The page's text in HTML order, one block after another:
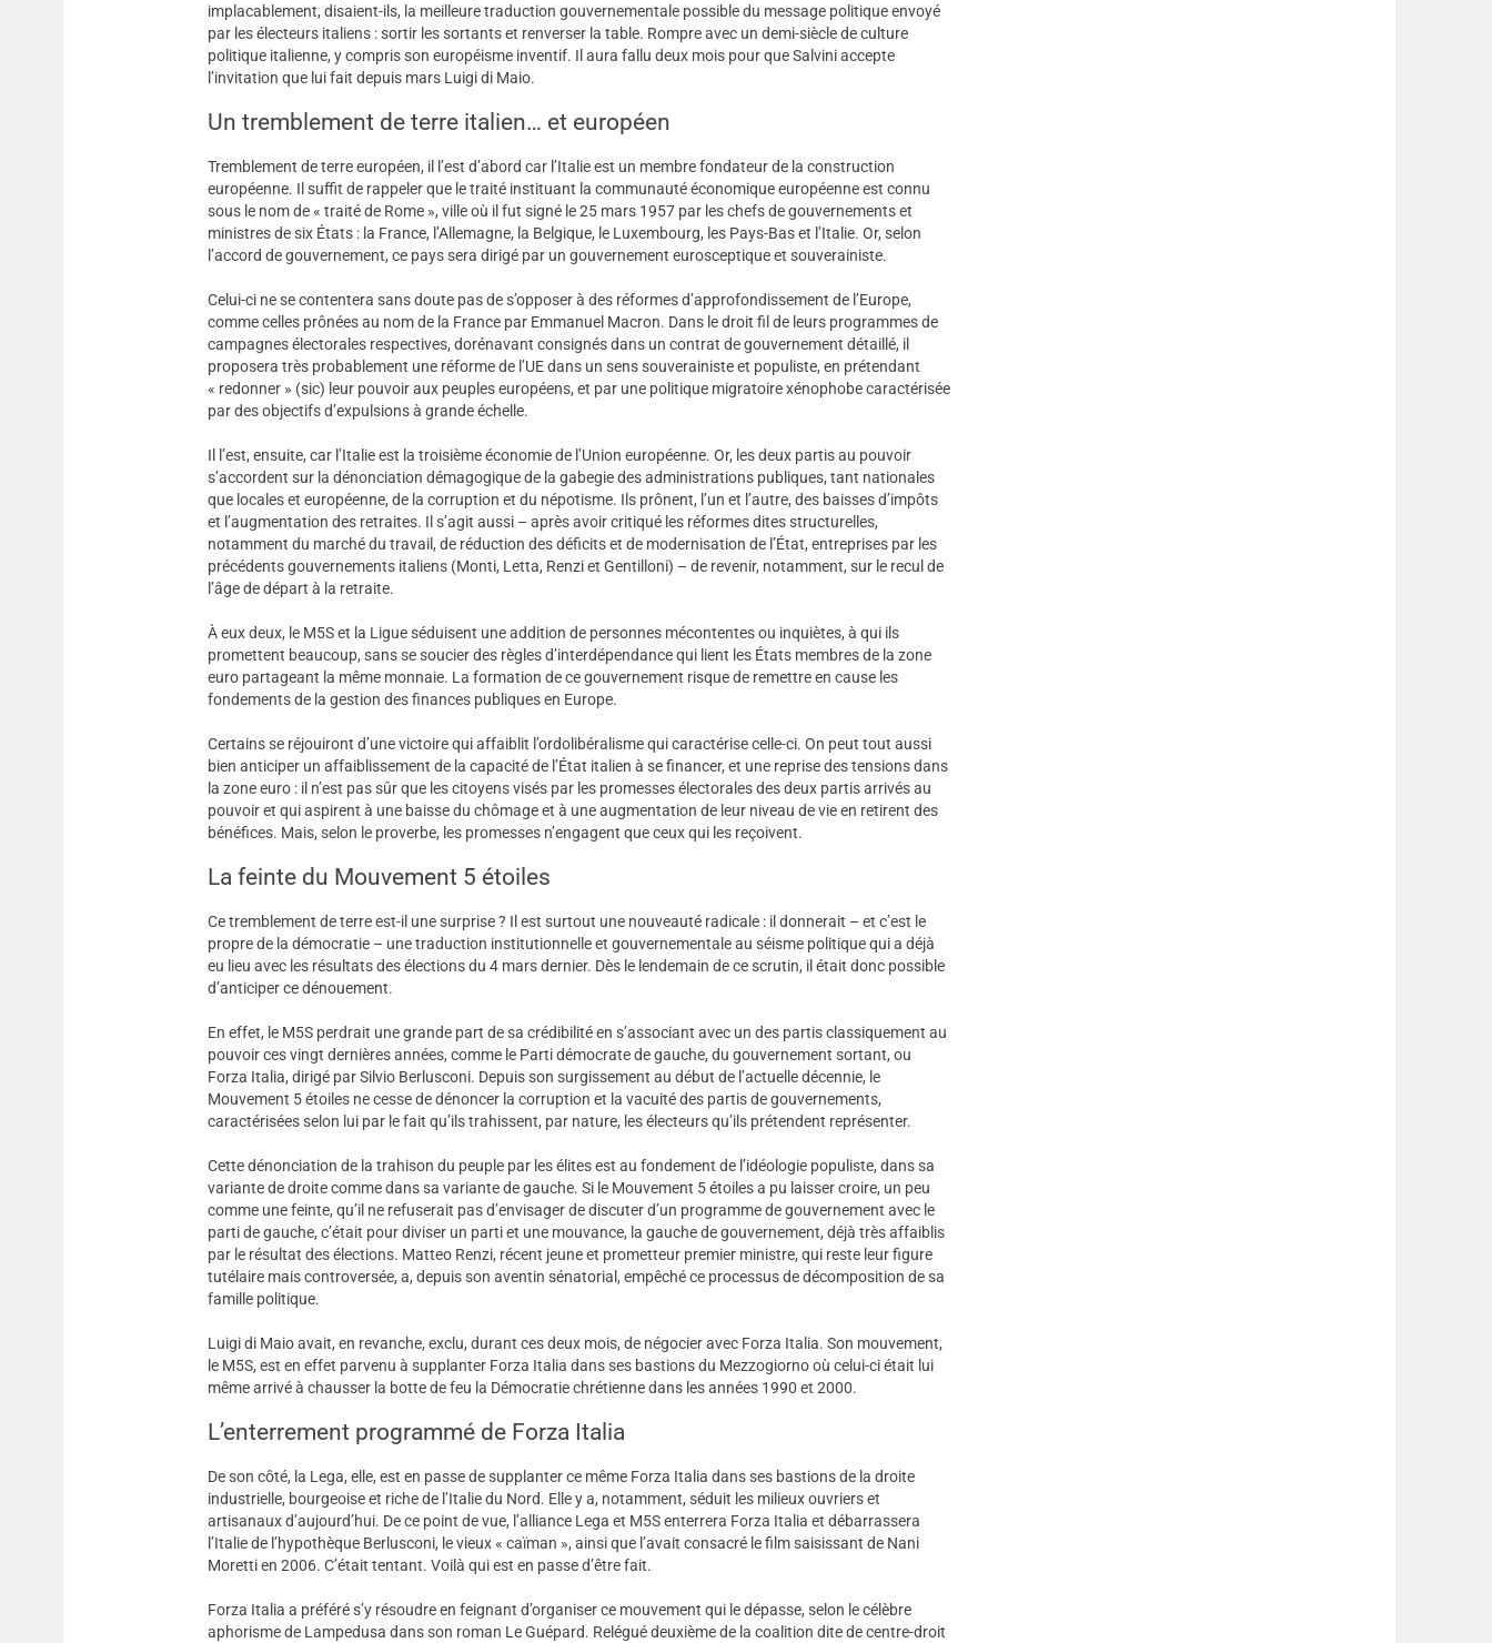
implacablement, disaient-ils, la meilleure traduction gouvernementale possible du message politique envoyé
par les électeurs italiens : sortir les sortants et renverser la table. Rompre avec un demi-siècle de culture
politique italienne, y compris son européisme inventif. Il aura fallu deux mois pour que Salvini accepte
l’invitation que lui fait depuis mars Luigi di Maio.
Un tremblement de terre italien… et européen
Tremblement de terre européen, il l’est d’abord car l’Italie est un membre fondateur de la construction
européenne. Il suffit de rappeler que le traité instituant la communauté économique européenne est connu
sous le nom de « traité de Rome », ville où il fut signé le 25 mars 1957 par les chefs de gouvernements et
ministres de six États : la France, l’Allemagne, la Belgique, le Luxembourg, les Pays-Bas et l’Italie. Or, selon
l’accord de gouvernement, ce pays sera dirigé par un gouvernement eurosceptique et souverainiste.
Celui-ci ne se contentera sans doute pas de s’opposer à des réformes d’approfondissement de l’Europe,
comme celles prônées au nom de la France par Emmanuel Macron. Dans le droit fil de leurs programmes de
campagnes électorales respectives, dorénavant consignés dans un contrat de gouvernement détaillé, il
proposera très probablement une réforme de l’UE dans un sens souverainiste et populiste, en prétendant
« redonner » (sic) leur pouvoir aux peuples européens, et par une politique migratoire xénophobe caractérisée
par des objectifs d’expulsions à grande échelle.
Il l’est, ensuite, car l’Italie est la troisième économie de l’Union européenne. Or, les deux partis au pouvoir
s’accordent sur la dénonciation démagogique de la gabegie des administrations publiques, tant nationales
que locales et européenne, de la corruption et du népotisme. Ils prônent, l’un et l’autre, des baisses d’impôts
et l’augmentation des retraites. Il s’agit aussi – après avoir critiqué les réformes dites structurelles,
notamment du marché du travail, de réduction des déficits et de modernisation de l’État, entreprises par les
précédents gouvernements italiens (Monti, Letta, Renzi et Gentilloni) – de revenir, notamment, sur le recul de
l’âge de départ à la retraite.
À eux deux, le M5S et la Ligue séduisent une addition de personnes mécontentes ou inquiètes, à qui ils
promettent beaucoup, sans se soucier des règles d’interdépendance qui lient les États membres de la zone
euro partageant la même monnaie. La formation de ce gouvernement risque de remettre en cause les
fondements de la gestion des finances publiques en Europe.
Certains se réjouiront d’une victoire qui affaiblit l’ordolibéralisme qui caractérise celle-ci. On peut tout aussi
bien anticiper un affaiblissement de la capacité de l’État italien à se financer, et une reprise des tensions dans
la zone euro : il n’est pas sûr que les citoyens visés par les promesses électorales des deux partis arrivés au
pouvoir et qui aspirent à une baisse du chômage et à une augmentation de leur niveau de vie en retirent des
bénéfices. Mais, selon le proverbe, les promesses n’engagent que ceux qui les reçoivent.
La feinte du Mouvement 5 étoiles
Ce tremblement de terre est-il une surprise ? Il est surtout une nouveauté radicale : il donnerait – et c’est le
propre de la démocratie – une traduction institutionnelle et gouvernementale au séisme politique qui a déjà
eu lieu avec les résultats des élections du 4 mars dernier. Dès le lendemain de ce scrutin, il était donc possible
d’anticiper ce dénouement.
En effet, le M5S perdrait une grande part de sa crédibilité en s’associant avec un des partis classiquement au
pouvoir ces vingt dernières années, comme le Parti démocrate de gauche, du gouvernement sortant, ou
Forza Italia, dirigé par Silvio Berlusconi. Depuis son surgissement au début de l’actuelle décennie, le
Mouvement 5 étoiles ne cesse de dénoncer la corruption et la vacuité des partis de gouvernements,
caractérisées selon lui par le fait qu’ils trahissent, par nature, les électeurs qu’ils prétendent représenter.
Cette dénonciation de la trahison du peuple par les élites est au fondement de l’idéologie populiste, dans sa
variante de droite comme dans sa variante de gauche. Si le Mouvement 5 étoiles a pu laisser croire, un peu
comme une feinte, qu’il ne refuserait pas d’envisager de discuter d’un programme de gouvernement avec le
parti de gauche, c’était pour diviser un parti et une mouvance, la gauche de gouvernement, déjà très affaiblis
par le résultat des élections. Matteo Renzi, récent jeune et prometteur premier ministre, qui reste leur figure
tutélaire mais controversée, a, depuis son aventin sénatorial, empêché ce processus de décomposition de sa
famille politique.
Luigi di Maio avait, en revanche, exclu, durant ces deux mois, de négocier avec Forza Italia. Son mouvement,
le M5S, est en effet parvenu à supplanter Forza Italia dans ses bastions du Mezzogiorno où celui-ci était lui
même arrivé à chausser la botte de feu la Démocratie chrétienne dans les années 1990 et 2000.
L’enterrement programmé de Forza Italia
De son côté, la Lega, elle, est en passe de supplanter ce même Forza Italia dans ses bastions de la droite
industrielle, bourgeoise et riche de l’Italie du Nord. Elle y a, notamment, séduit les milieux ouvriers et
artisanaux d’aujourd’hui. De ce point de vue, l’alliance Lega et M5S enterrera Forza Italia et débarrassera
l’Italie de l’hypothèque Berlusconi, le vieux « caïman », ainsi que l’avait consacré le film saisissant de Nani
Moretti en 2006. C’était tentant. Voilà qui est en passe d’être fait.
Forza Italia a préféré s’y résoudre en feignant d’organiser ce mouvement qui le dépasse, selon le célèbre
aphorisme de Lampedusa dans son roman Le Guépard. Relégué deuxième de la coalition dite de centre-droit